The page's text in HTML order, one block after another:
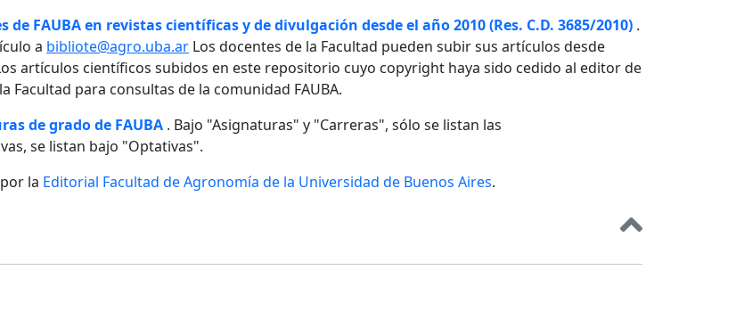
FAUBA en revistas científicas y de divulgación desde el año 2010 (Res. C.D. 3685/2010) .
a bibliote@agro.uba.ar Los docentes de la Facultad pueden subir sus artículos desde
artículos científicos subidos en este repositorio cuyo copyright haya sido cedido al editor de
para consultas de la comunidad FAUBA.
de grado de FAUBA . Bajo "Asignaturas" y "Carreras", sólo se listan las
se listan bajo "Optativas".
la Editorial Facultad de Agronomía de la Universidad de Buenos Aires.